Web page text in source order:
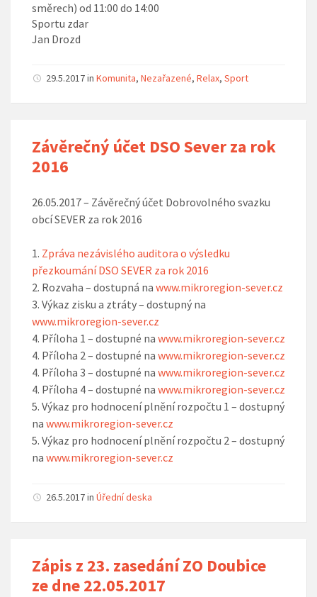
směrech) od 11:00 do 14:00
Sportu zdar
Jan Drozd
29.5.2017in Komunita, Nezařazené, Relax, Sport
Závěrečný účet DSO Sever za rok
2016
26.05.2017 – Závěrečný účet Dobrovolného svazku
obcí SEVER za rok 2016
1. Zpráva nezávislého auditora o výsledku
přezkoumání DSO SEVER za rok 2016
2. Rozvaha – dostupná na www.mikroregion-sever.cz
3. Výkaz zisku a ztráty – dostupný na
www.mikroregion-sever.cz
4. Příloha 1 – dostupné na www.mikroregion-sever.cz
4. Příloha 2 – dostupné na www.mikroregion-sever.cz
4. Příloha 3 – dostupné na www.mikroregion-sever.cz
4. Příloha 4 – dostupné na www.mikroregion-sever.cz
5. Výkaz pro hodnocení plnění rozpočtu 1 – dostupný
na www.mikroregion-sever.cz
5. Výkaz pro hodnocení plnění rozpočtu 2 – dostupný
na www.mikroregion-sever.cz
26.5.2017in Úřední deska
Zápis z 23. zasedání ZO Doubice
ze dne 22.05.2017